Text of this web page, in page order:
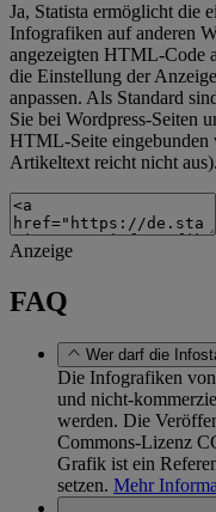
Ja, Statista ermöglicht die
Infografiken auf anderen
angezeigten HTML-Code
die Einstellung der
anpassen. Als Standard
Sie bei Wordpress-Seiten
HTML-Seite eingebunden
Artikeltext reicht nicht aus).
Anzeige
FAQ
Wer darf die
Die Infografiken
und nicht-
werden. Die
Commons-Lizenz
Grafik ist ein
setzen. Mehr